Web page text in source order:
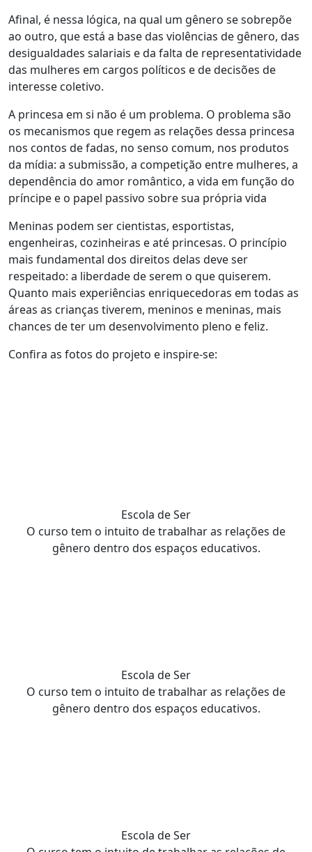
Afinal, é nessa lógica, na qual um gênero se sobrepõe
ao outro, que está a base das violências de gênero, das
desigualdades salariais e da falta de representatividade
das mulheres em cargos políticos e de decisões de
interesse coletivo.
A princesa em si não é um problema. O problema são
os mecanismos que regem as relações dessa princesa
nos contos de fadas, no senso comum, nos produtos
da mídia: a submissão, a competição entre mulheres, a
dependência do amor romântico, a vida em função do
príncipe e o papel passivo sobre sua própria vida
Meninas podem ser cientistas, esportistas,
engenheiras, cozinheiras e até princesas. O princípio
mais fundamental dos direitos delas deve ser
respeitado: a liberdade de serem o que quiserem.
Quanto mais experiências enriquecedoras em todas as
áreas as crianças tiverem, meninos e meninas, mais
chances de ter um desenvolvimento pleno e feliz.
Confira as fotos do projeto e inspire-se:
Escola de Ser
O curso tem o intuito de trabalhar as relações de
gênero dentro dos espaços educativos.
Escola de Ser
O curso tem o intuito de trabalhar as relações de
gênero dentro dos espaços educativos.
Escola de Ser